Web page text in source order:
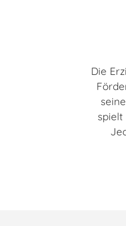
Die
spielt